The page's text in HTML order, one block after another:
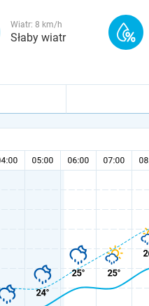
Wiatr: 8 km/h
Słaby wiatr